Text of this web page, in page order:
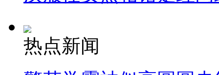
热点新闻